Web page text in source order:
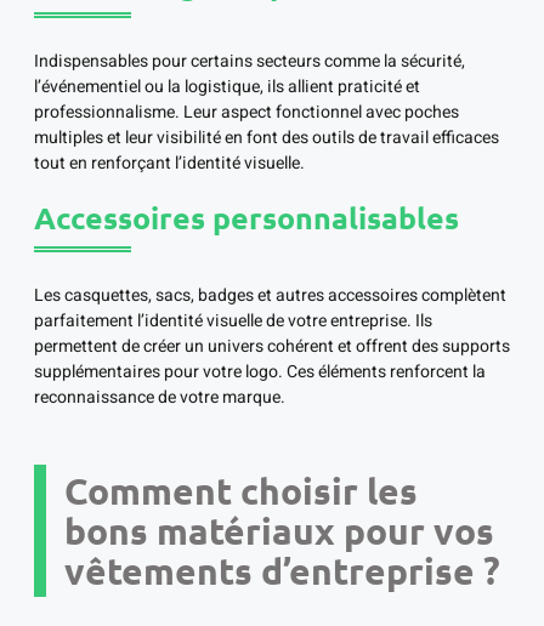
Indispensables pour certains secteurs comme la sécurité,
l’événementiel ou la logistique, ils allient praticité et
professionnalisme. Leur aspect fonctionnel avec poches
multiples et leur visibilité en font des outils de travail efficaces
tout en renforçant l’identité visuelle.
Accessoires personnalisables
Les casquettes, sacs, badges et autres accessoires complètent
parfaitement l’identité visuelle de votre entreprise. Ils
permettent de créer un univers cohérent et offrent des supports
supplémentaires pour votre logo. Ces éléments renforcent la
reconnaissance de votre marque.
Comment choisir les
bons matériaux pour vos
vêtements d’entreprise ?